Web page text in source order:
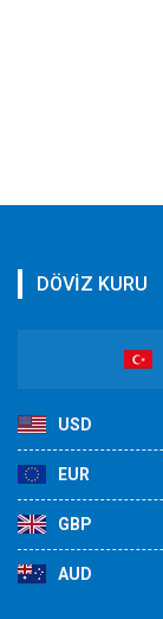
DÖVİZ KURU
USD
EUR
GBP
AUD